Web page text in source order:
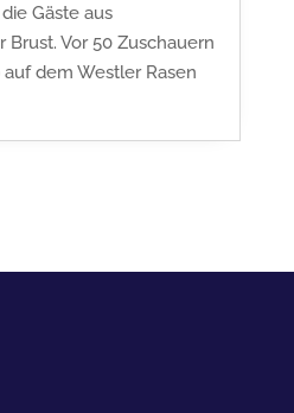
Gäste aus
Brust. Vor 50 Zuschauern
dem Westler Rasen